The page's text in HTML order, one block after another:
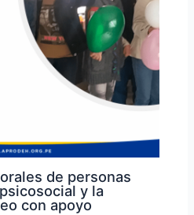
de personas
y la
con apoyo